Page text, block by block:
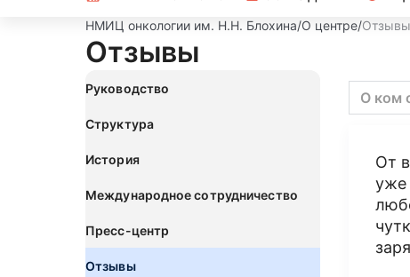
НМИЦ онкологии им. Н.Н. Блохина/О центре/Отзывы
Отзывы
Руководство
Структура
История
Международное сотрудничество
Пресс-центр
Отзывы
О ком
От
уже